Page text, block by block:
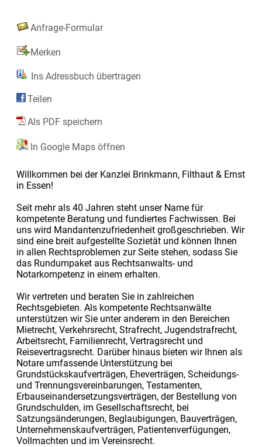
Anfrage-Formular
Merken
Ins Adressbuch übertragen
Teilen
Als PDF speichern
In Google Maps öffnen
Willkommen bei der Kanzlei Brinkmann, Filthaut & Ernst
in Essen!
Seit mehr als 40 Jahren steht unser Name für
kompetente Beratung und fundiertes Fachwissen. Bei
uns wird Mandantenzufriedenheit großgeschrieben. Wir
sind eine breit aufgestellte Sozietät und können Ihnen
in allen Rechtsproblemen zur Seite stehen, sodass Sie
das Rundumpaket aus Rechtsanwalts- und
Notarkompetenz in einem erhalten.
Wir vertreten und beraten Sie in zahlreichen
Rechtsgebieten. Als kompetente Rechtsanwälte
unterstützen wir Sie unter anderem in den Bereichen
Mietrecht, Verkehrsrecht, Strafrecht, Jugendstrafrecht,
Arbeitsrecht, Familienrecht, Vertragsrecht und
Reisevertragsrecht. Darüber hinaus bieten wir Ihnen als
Notare umfassende Unterstützung bei
Grundstückskaufverträgen, Eheverträgen, Scheidungs-
und Trennungsvereinbarungen, Testamenten,
Erbauseinandersetzungsverträgen, der Bestellung von
Grundschulden, im Gesellschaftsrecht, bei
Satzungsänderungen, Beglaubigungen, Bauverträgen,
Unternehmenskaufverträgen, Patientenverfügungen,
Vollmachten und im Vereinsrecht.